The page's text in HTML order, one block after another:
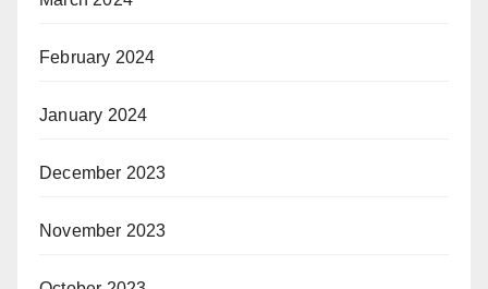
February 2024
January 2024
December 2023
November 2023